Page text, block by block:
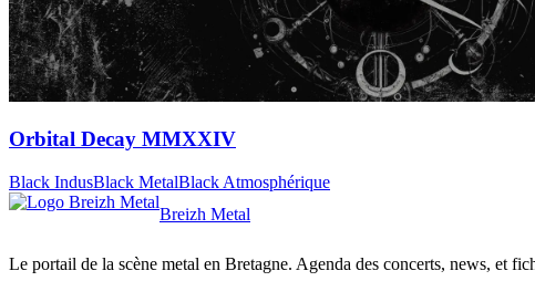
Orbital Decay MMXXIV
Black IndusBlack MetalBlack Atmosphérique
Breizh Metal
Le portail de la scène metal en Bretagne. Agenda des concerts, news, et